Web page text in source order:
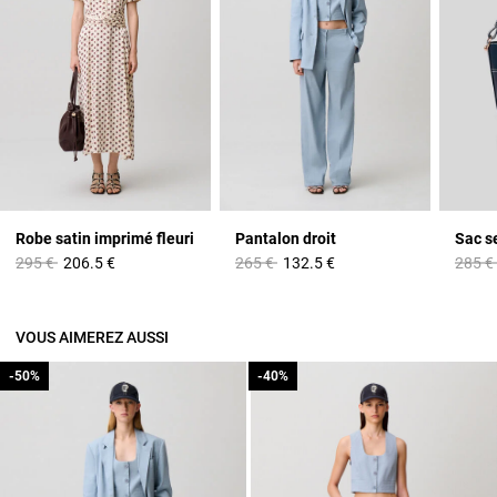
Robe satin imprimé fleuri
Prix réduit à partir de
295 €à206.5 €
Pantalon droit
Prix réduit à partir de
265 €à132.5 €
Sac
Prix
285 €
VOUS AIMEREZ AUSSI
-50%
-50% -40%
-40%